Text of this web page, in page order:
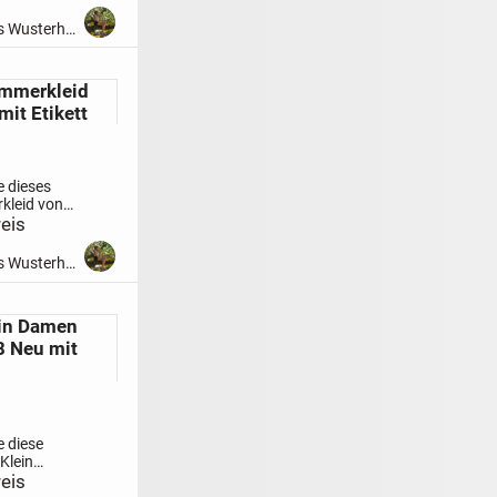
15711 Königs Wusterhausen
Etikett
dieses
von
Es ist
Mesh,
Versand15711 Königs Wusterhausen
Damen
Neu mit
diese
sind